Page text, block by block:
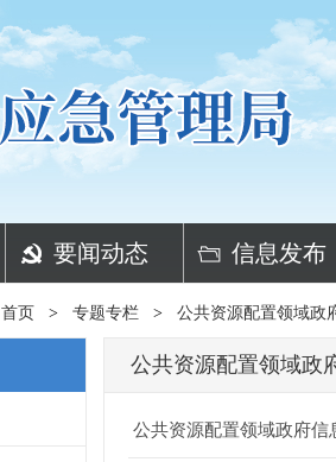
要闻动态 信息发布
首页 > 专题专栏 > 公共资源配置领域政
公共资源配置领域政
公共资源配置领域政府信